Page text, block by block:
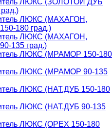
ЛЮКС (ЗОЛОТОЙ ДУБ
ЛЮКС (МАХАГОН,
180 град.)
ЛЮКС (МАХАГОН,
135 град.)
ЛЮКС (МРАМОР 150-180
ЛЮКС (МРАМОР 90-135
ЛЮКС (НАТ.ДУБ 150-180
ЛЮКС (НАТ.ДУБ 90-135
ЛЮКС (ОРЕХ 150-180